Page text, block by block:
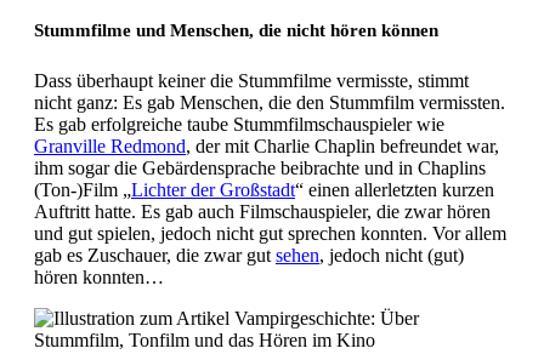
Stummfilme und Menschen, die nicht hören können
Dass überhaupt keiner die Stummfilme vermisste, stimmt
nicht ganz: Es gab Menschen, die den Stummfilm vermissten.
Es gab erfolgreiche taube Stummfilmschauspieler wie
Granville Redmond, der mit Charlie Chaplin befreundet war,
ihm sogar die Gebärdensprache beibrachte und in Chaplins
(Ton-)Film „Lichter der Großstadt“ einen allerletzten kurzen
Auftritt hatte. Es gab auch Filmschauspieler, die zwar hören
und gut spielen, jedoch nicht gut sprechen konnten. Vor allem
gab es Zuschauer, die zwar gut sehen, jedoch nicht (gut)
hören konnten…